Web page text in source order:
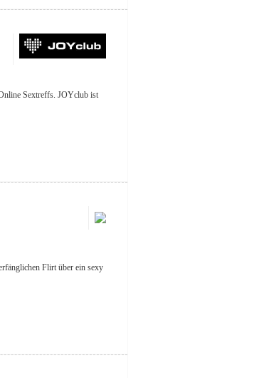
Sextreffs. JOYclub ist
Flirt über ein sexy